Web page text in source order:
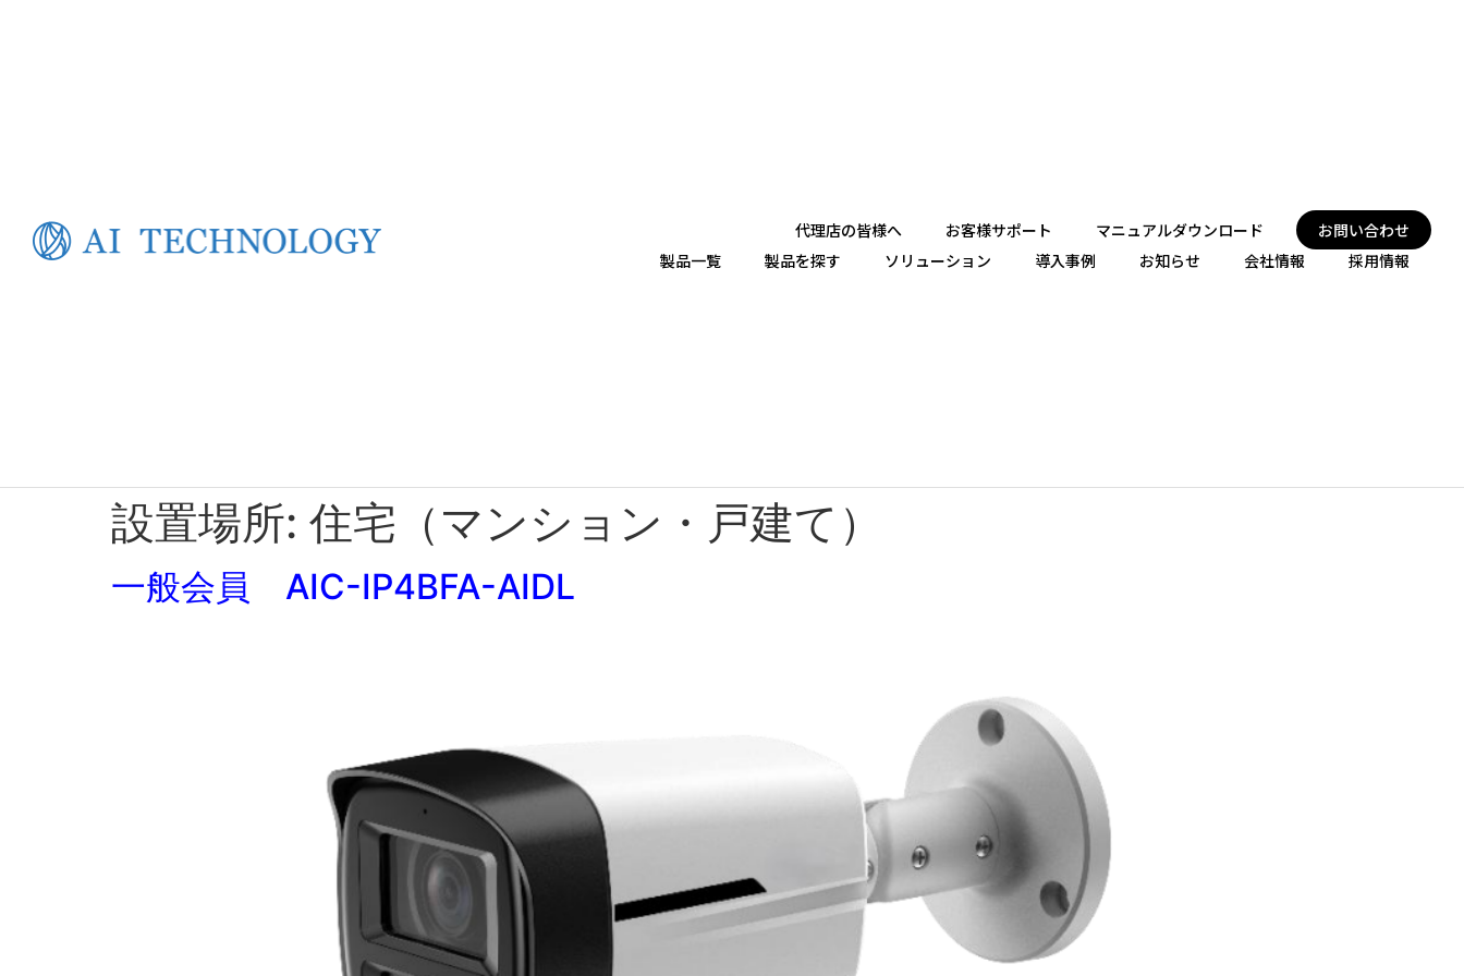
代理店の皆様へ お客様サポート マニュアルダウンロード
お問い合わせ
製品一覧
製品を探す ソリューション 導入事例 お知らせ 会社情報 採用情報
設置場所: 住宅（マンション・戸建て）
一般会員 AIC-IP4BFA-AIDL